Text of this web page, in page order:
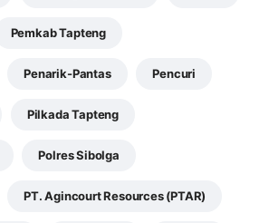
Pemkab Tapteng
Penarik-Pantas Pencuri
Pilkada Tapteng
Polres Sibolga
PT. Agincourt Resources (PTAR)